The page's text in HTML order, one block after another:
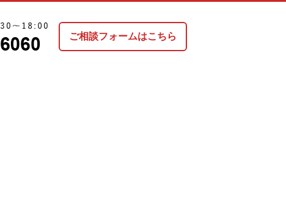
ご相談フォームはこちら